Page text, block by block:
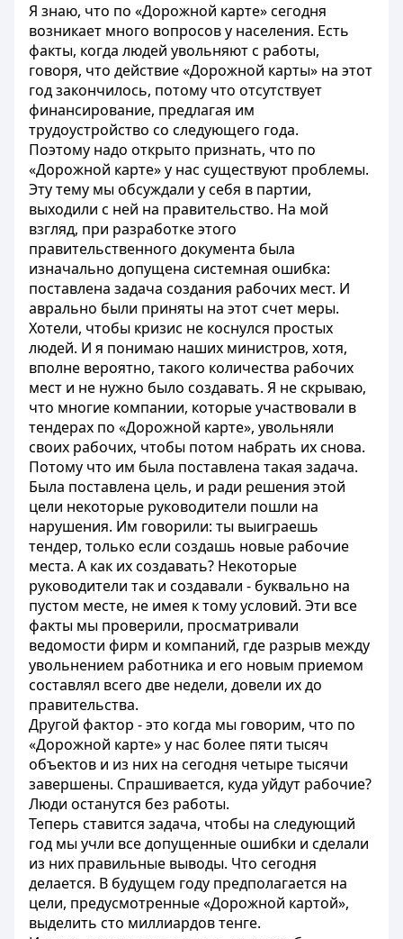
Я знаю, что по «Дорожной карте» сегодня
возникает много вопросов у населения. Есть
факты, когда людей увольняют с работы,
говоря, что действие «Дорожной карты» на этот
год закончилось, потому что отсутствует
финансирование, предлагая им
трудоустройство со следующего года.
Поэтому надо открыто признать, что по
«Дорожной карте» у нас существуют проблемы.
Эту тему мы обсуждали у себя в партии,
выходили с ней на правительство. На мой
взгляд, при разработке этого
правительственного документа была
изначально допущена системная ошибка:
поставлена задача создания рабочих мест. И
аврально были приняты на этот счет меры.
Хотели, чтобы кризис не коснулся простых
людей. И я понимаю наших министров, хотя,
вполне вероятно, такого количества рабочих
мест и не нужно было создавать. Я не скрываю,
что многие компании, которые участвовали в
тендерах по «Дорожной карте», увольняли
своих рабочих, чтобы потом набрать их снова.
Потому что им была поставлена такая задача.
Была поставлена цель, и ради решения этой
цели некоторые руководители пошли на
нарушения. Им говорили: ты выиграешь
тендер, только если создашь новые рабочие
места. А как их создавать? Некоторые
руководители так и создавали - буквально на
пустом месте, не имея к тому условий. Эти все
факты мы проверили, просматривали
ведомости фирм и компаний, где разрыв между
увольнением работника и его новым приемом
составлял всего две недели, довели их до
правительства.
Другой фактор - это когда мы говорим, что по
«Дорожной карте» у нас более пяти тысяч
объектов и из них на сегодня четыре тысячи
завершены. Спрашивается, куда уйдут рабочие?
Люди останутся без работы.
Теперь ставится задача, чтобы на следующий
год мы учли все допущенные ошибки и сделали
из них правильные выводы. Что сегодня
делается. В будущем году предполагается на
цели, предусмотренные «Дорожной картой»,
выделить сто миллиардов тенге.